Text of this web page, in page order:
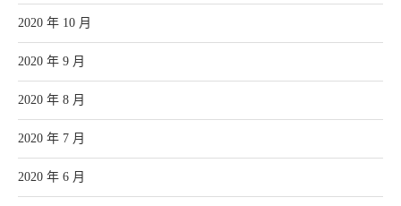
2020 年 10 月
2020 年 9 月
2020 年 8 月
2020 年 7 月
2020 年 6 月